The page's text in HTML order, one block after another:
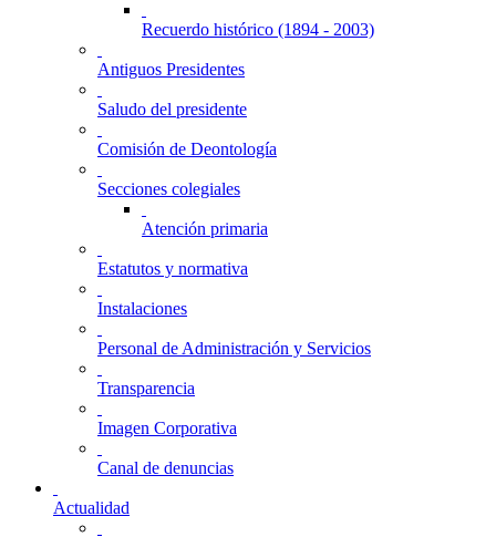
Recuerdo histórico (1894 - 2003)
Antiguos Presidentes
Saludo del presidente
Comisión de Deontología
Secciones colegiales
Atención primaria
Estatutos y normativa
Instalaciones
Personal de Administración y Servicios
Transparencia
Imagen Corporativa
Canal de denuncias
Actualidad